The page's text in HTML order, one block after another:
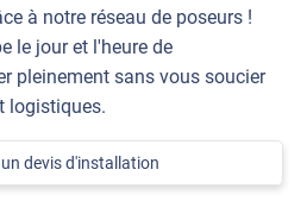
à notre réseau de poseurs !
le jour et l'heure de
pleinement sans vous soucier
logistiques.
devis d'installation